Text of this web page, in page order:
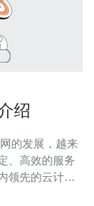
绍
、高效的服务
领先的云计算